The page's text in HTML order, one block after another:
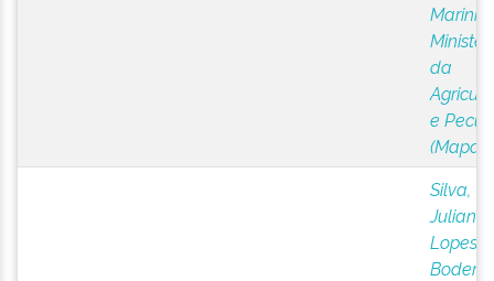
Marinho
da
e
(Mapa)
Silva,
Juliana
Lopes
Bodens,